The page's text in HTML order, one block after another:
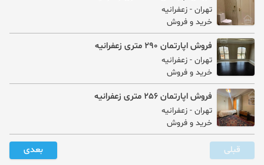
مهوند وثوقی راد
تهران - زعفرانیه
خرید و فروش
فروش اپارتمان 290 متری زعفرانیه
تهران - زعفرانیه
خرید و فروش
فروش اپارتمان 256 متری زعفرانیه
تهران - زعفرانیه
خرید و فروش
قبلی بعدی